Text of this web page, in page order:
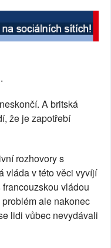
A britská
že je zapotřebí
rozhovory s
vláda v této věci vyvíjí
vládou
ale nakonec
lidi vůbec nevydávali